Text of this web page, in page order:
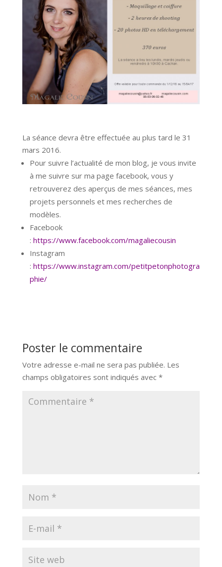
La séance devra être effectuée au plus tard le 31
mars 2016.
Pour suivre l’actualité de mon blog, je vous invite
à me suivre sur ma page facebook, vous y
retrouverez des aperçus de mes séances, mes
projets personnels et mes recherches de
modèles.
Facebook
: https://www.facebook.com/magaliecousin
Instagram
: https://www.instagram.com/petitpetonphotogra
phie/
Poster le commentaire
Votre adresse e-mail ne sera pas publiée. Les
champs obligatoires sont indiqués avec *